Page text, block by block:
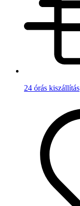
24 órás kiszállítás